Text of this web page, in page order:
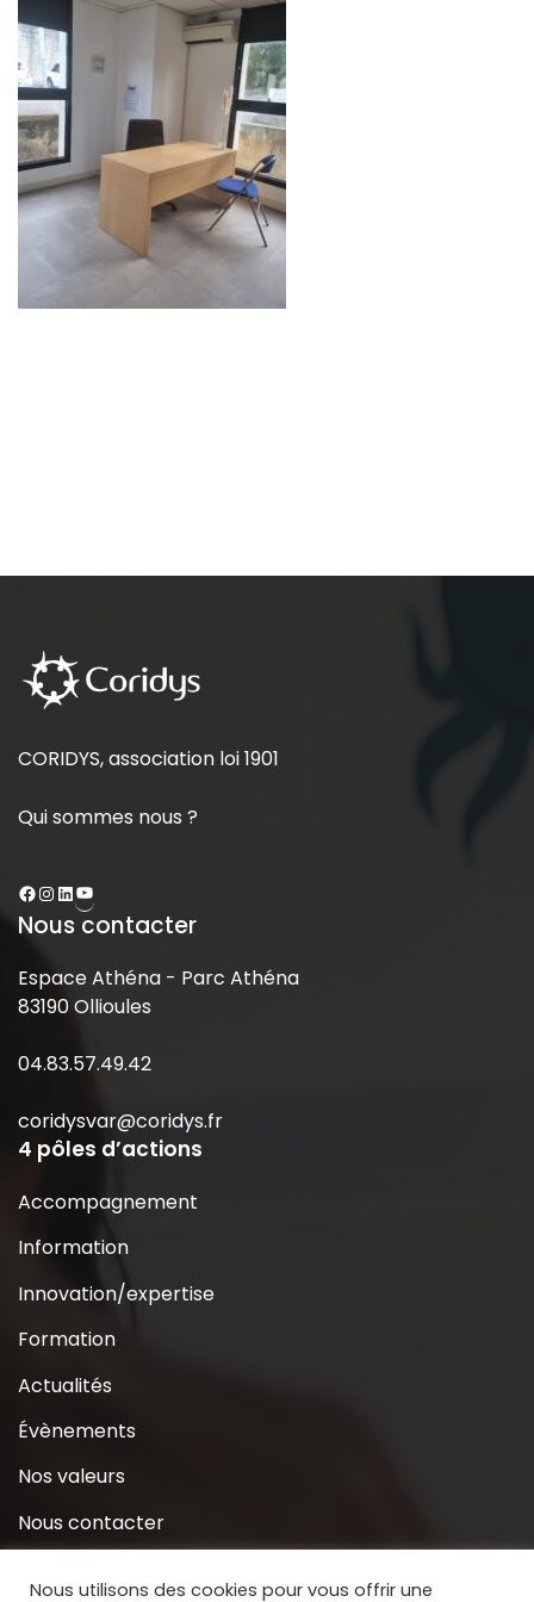
CORIDYS, association loi 1901
Qui sommes nous ?
Nous contacter
Espace Athéna - Parc Athéna
83190 Ollioules
04.83.57.49.42
coridysvar@coridys.fr
4 pôles d’actions
Accompagnement
Information
Innovation/expertise
Formation
Actualités
Évènements
Nos valeurs
Nous contacter
Nous utilisons des cookies pour vous offrir une